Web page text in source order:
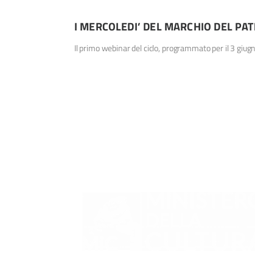
I MERCOLEDI’ DEL MARCHIO DEL
Il primo webinar del ciclo, programmato per il 3